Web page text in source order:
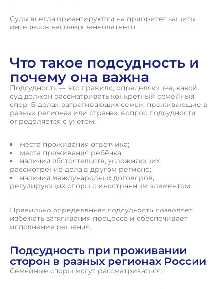
Что такое подсудность и
почему она важна
Подсудность — это правило, определяющее, какой
суд должен рассматривать конкретный семейный
спор. В делах, затрагивающих семьи, проживающие в
разных регионах или странах, вопрос подсудности
определяется с учётом:
места проживания ответчика;
места проживания ребёнка;
наличия обстоятельств, усложняющих
рассмотрение дела в другом регионе;
наличия международных договоров,
регулирующих споры с иностранным элементом.
Правильно определённая подсудность позволяет
избежать затягивания процесса и обеспечивает
исполнение решения.
Подсудность при проживании
сторон в разных регионах России
Семейные споры могут рассматриваться:
Суды всегда ориентируются на приоритет защиты
интересов несовершеннолетнего.